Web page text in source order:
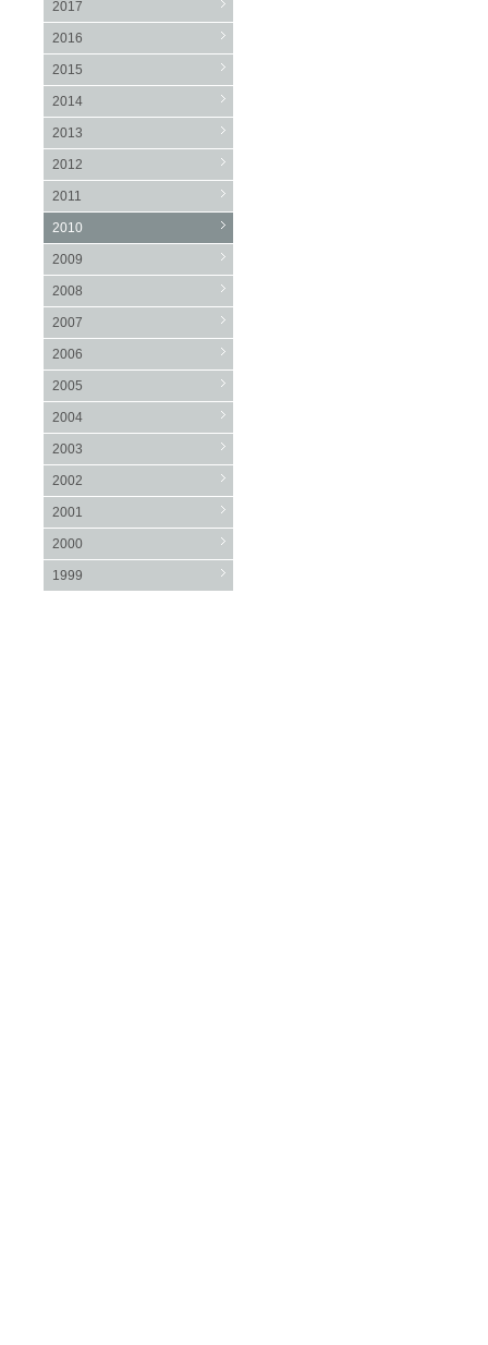
2017
2016
2015
2014
2013
2012
2011
2010
2009
2008
2007
2006
2005
2004
2003
2002
2001
2000
1999